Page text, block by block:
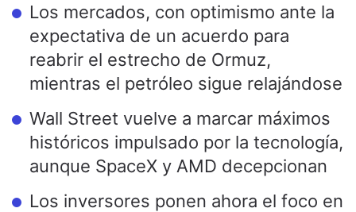
Los mercados, con optimismo ante la
expectativa de un acuerdo para
reabrir el estrecho de Ormuz,
mientras el petróleo sigue relajándose
Wall Street vuelve a marcar máximos
históricos impulsado por la tecnología,
aunque SpaceX y AMD decepcionan
Los inversores ponen ahora el foco en